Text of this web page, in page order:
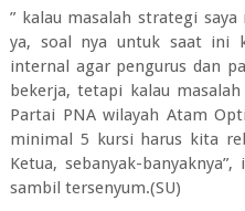
” kalau masalah strategi
ya, soal nya untuk saat ini
internal agar pengurus dan
bekerja, tetapi kalau
Partai PNA wilayah Atam
minimal 5 kursi harus kita
Ketua, sebanyak-
sambil tersenyum.(SU)